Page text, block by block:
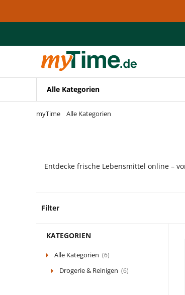
Zur Navigation springen
Alle Kategorien
myTime Alle Kategorien
Entdecke frische Lebensmittel online –
Filter
KATEGORIEN
Alle Kategorien (6)
Drogerie & Reinigen (6)